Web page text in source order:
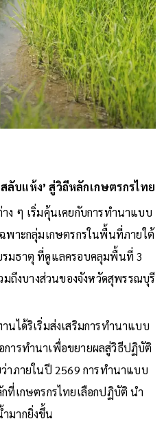
ลับแห้ง’ สู่วิถีหลักเกษตรกรไทย
ๆ เริ่มคุ้นเคยกับการทำนาแบบ
พาะกลุ่มเกษตรกรในพื้นที่ภายใต้
รมธาตุ ที่ดูแลครอบคลุมพื้นที่ 3
ถึงบางส่วนของจังหวัดสุพรรณบุรี
ได้ริเริ่มส่งเสริมการทำนาแบบ
การทำนาเพื่อขยายผลสู่วิธีปฏิบัติ
าภายในปี 2569 การทำนาแบบ
ที่เกษตรกรไทยเลือกปฏิบัติ นำ
มากยิ่งขึ้น